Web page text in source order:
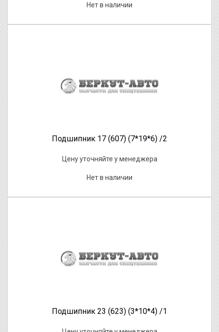
Нет в наличии
Подшипник 17 (607) (7*19*6) /2
Цену уточняйте у менеджера
Нет в наличии
Подшипник 23 (623) (3*10*4) /1